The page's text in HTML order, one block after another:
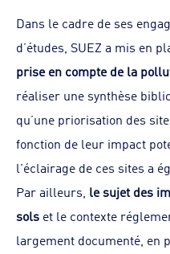
Dans le cadre de ses
d’études, SUEZ a mis en
prise en compte de la
réaliser une synthèse
qu’une priorisation des
fonction de leur impact
l'éclairage de ces sites a
Par ailleurs, le sujet des
sols et le contexte
largement documenté, en